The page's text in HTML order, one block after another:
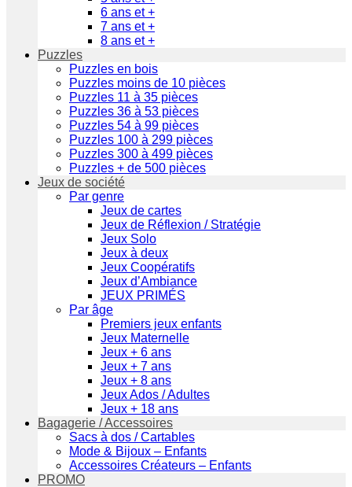
6 ans et +
7 ans et +
8 ans et +
Puzzles
Puzzles en bois
Puzzles moins de 10 pièces
Puzzles 11 à 35 pièces
Puzzles 36 à 53 pièces
Puzzles 54 à 99 pièces
Puzzles 100 à 299 pièces
Puzzles 300 à 499 pièces
Puzzles + de 500 pièces
Jeux de société
Par genre
Jeux de cartes
Jeux de Réflexion / Stratégie
Jeux Solo
Jeux à deux
Jeux Coopératifs
Jeux d’Ambiance
JEUX PRIMÉS
Par âge
Premiers jeux enfants
Jeux Maternelle
Jeux + 6 ans
Jeux + 7 ans
Jeux + 8 ans
Jeux Ados / Adultes
Jeux + 18 ans
Bagagerie / Accessoires
Sacs à dos / Cartables
Mode & Bijoux – Enfants
Accessoires Créateurs – Enfants
PROMO